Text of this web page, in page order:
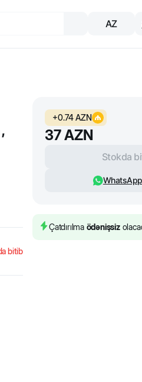
AZ
bitib
+0.74AZN
37AZN
Stokda
Çatdırılma ödənişsiz